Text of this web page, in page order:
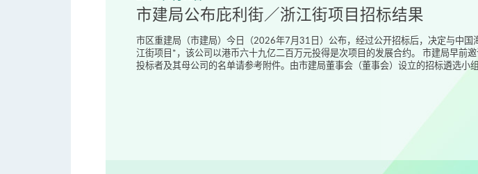
市建局公布庇利街／浙江街项目招标结果
市区重建局（市建局）今日（2026年7月31日）公布，经过公开招标后，决定与中
江街项目*，该公司以港币六十九亿二百万元投得是次项目的发展合约。 市建局早前
投标者及其母公司的名单请参考附件。由市建局董事会（董事会）设立的招标遴选